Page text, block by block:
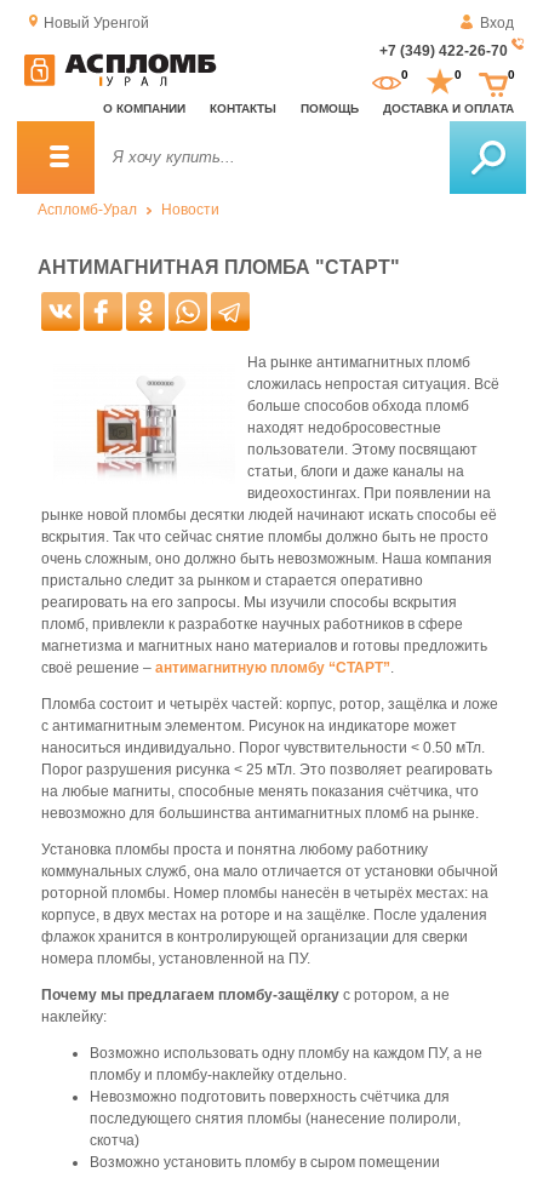
Новый Уренгой
Вход
+7 (349) 422-26-70
О КОМПАНИИ КОНТАКТЫ ПОМОЩЬ ДОСТАВКА И ОПЛАТА
0 0 0
Аспломб-Урал Новости
АНТИМАГНИТНАЯ ПЛОМБА "СТАРТ"
На рынке антимагнитных пломб
сложилась непростая ситуация. Всё
больше способов обхода пломб
находят недобросовестные
пользователи. Этому посвящают
статьи, блоги и даже каналы на
видеохостингах. При появлении на
рынке новой пломбы десятки людей начинают искать способы её
вскрытия. Так что сейчас снятие пломбы должно быть не просто
очень сложным, оно должно быть невозможным. Наша компания
пристально следит за рынком и старается оперативно
реагировать на его запросы. Мы изучили способы вскрытия
пломб, привлекли к разработке научных работников в сфере
магнетизма и магнитных нано материалов и готовы предложить
своё решение – антимагнитную пломбу “СТАРТ”.
Пломба состоит и четырёх частей: корпус, ротор, защёлка и ложе
с антимагнитным элементом. Рисунок на индикаторе может
наноситься индивидуально. Порог чувствительности < 0.50 мТл.
Порог разрушения рисунка < 25 мТл. Это позволяет реагировать
на любые магниты, способные менять показания счётчика, что
невозможно для большинства антимагнитных пломб на рынке.
Установка пломбы проста и понятна любому работнику
коммунальных служб, она мало отличается от установки обычной
роторной пломбы. Номер пломбы нанесён в четырёх местах: на
корпусе, в двух местах на роторе и на защёлке. После удаления
флажок хранится в контролирующей организации для сверки
номера пломбы, установленной на ПУ.
Почему мы предлагаем пломбу-защёлку с ротором, а не
наклейку:
Возможно использовать одну пломбу на каждом ПУ, а не
пломбу и пломбу-наклейку отдельно.
Невозможно подготовить поверхность счётчика для
последующего снятия пломбы (нанесение полироли,
скотча)
Возможно установить пломбу в сыром помещении